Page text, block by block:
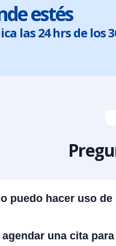
estés
las 24 hrs de los
puedo hacer uso
una cita